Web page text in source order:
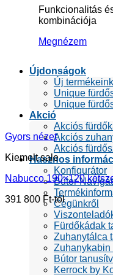
Funkcionalitás
kombinációja
Megnézem
Újdonságok
Új termékeink
Unique
Unique
Akció
Akciós
Akciós
Akciós
Hasznos
Konfigurátor
Bútor
Cégünkről
Fürdőkádak
Zuhanytálca
Zuhanykabin
Bútor
Kerrock by
Gyors nézet
Kiemelt sale
Nabucco 190×120
391 800 Ft